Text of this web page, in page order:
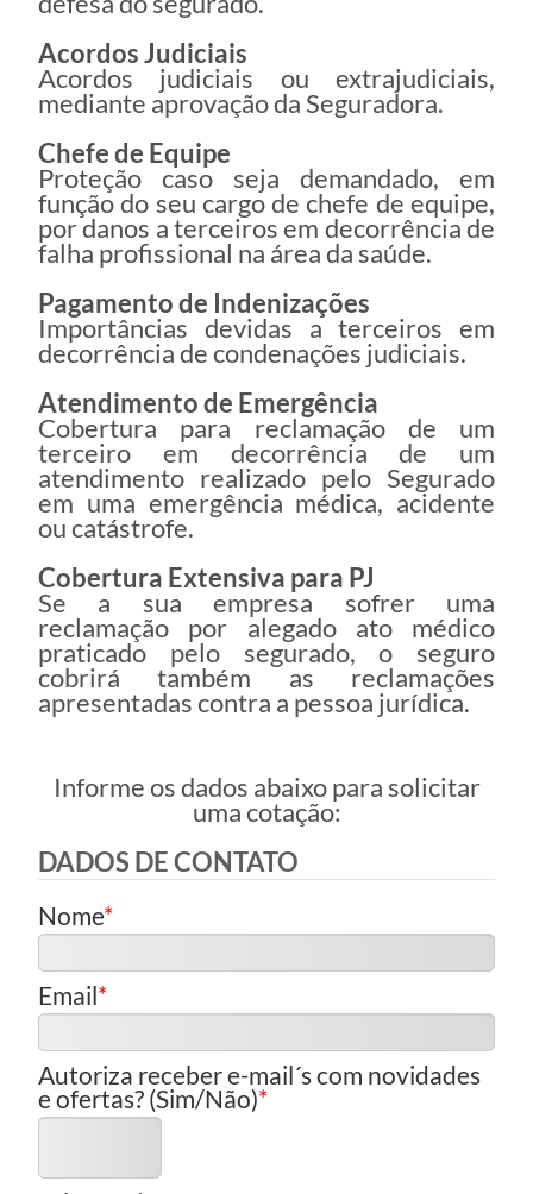
Acordos Judiciais
Acordos judiciais ou extrajudiciais,
mediante aprovação da Seguradora.
Chefe de Equipe
Proteção caso seja demandado, em
função do seu cargo de chefe de equipe,
por danos a terceiros em decorrência de
falha profissional na área da saúde.
Pagamento de Indenizações
Importâncias devidas a terceiros em
decorrência de condenações judiciais.
Atendimento de Emergência
Cobertura para reclamação de um
terceiro em decorrência de um
atendimento realizado pelo Segurado
em uma emergência médica, acidente
ou catástrofe.
Cobertura Extensiva para PJ
Se a sua empresa sofrer uma
reclamação por alegado ato médico
praticado pelo segurado, o seguro
cobrirá também as reclamações
apresentadas contra a pessoa jurídica.
Informe os dados abaixo para solicitar
uma cotação:
DADOS DE CONTATO
Nome
Email
Autoriza receber e-mail´s com novidades
e ofertas? (Sim/Não)